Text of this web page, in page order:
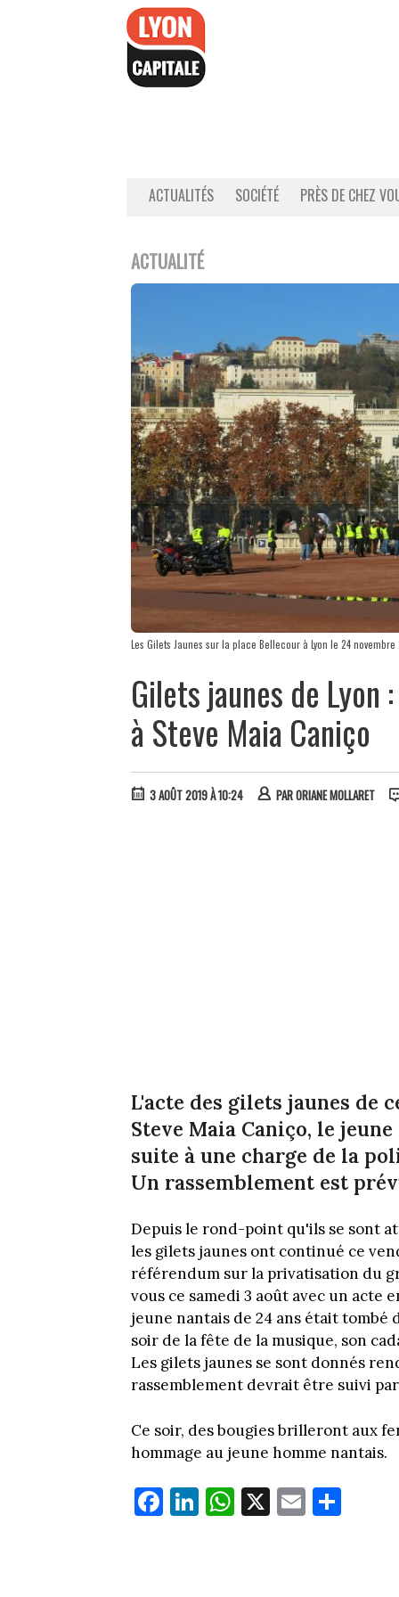
ACTUALITÉS SOCIÉTÉ PRÈS DE CHEZ
ACTUALITÉ
Les Gilets Jaunes sur la place Bellecour à Lyon le 24
Gilets jaunes de Lyon
à Steve Maia Caniço
3 AOÛT 2019 À 10:24 PARORIANE MOLLARET
L'acte des gilets jaunes de
Steve Maia Caniço, le
suite à une charge de la
Un rassemblement est
Depuis le rond-point qu'ils se sont
les gilets jaunes ont continué ce
référendum sur la privatisation du
vous ce samedi 3 août avec un acte
jeune nantais de 24 ans était tombé
soir de la fête de la musique, son
Les gilets jaunes se sont donnés
rassemblement devrait être suivi
Ce soir, des bougies brilleront aux
hommage au jeune homme nantais.
Fa
ce
Li
nk
W
ha
X E
m